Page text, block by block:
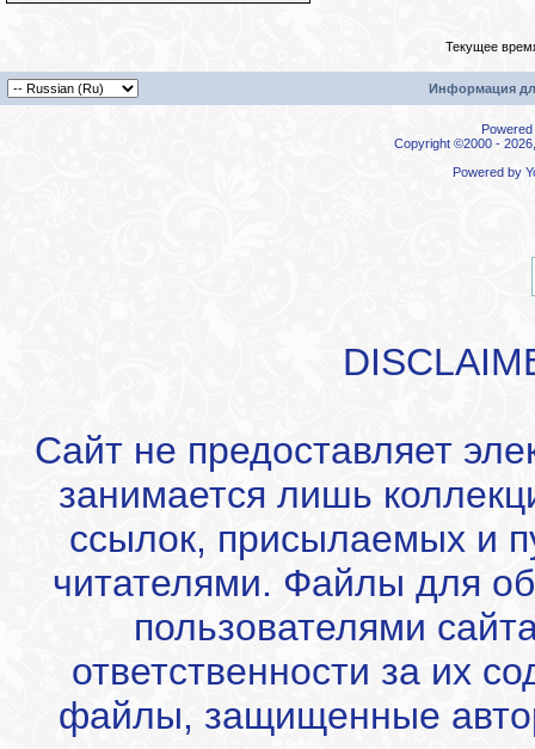
Текущее
Информация
Copyright ©2000 -
Powered by
Сайт не предоставляет
занимается лишь
ссылок, присылаемых и
читателями. Файлы для
пользователями
ответственности за их
файлы, защищенные